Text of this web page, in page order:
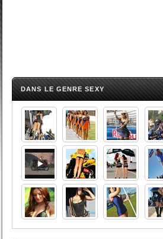
DANS LE GENRE SEXY